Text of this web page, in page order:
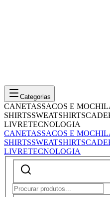
Categorias
CANETASSACOS E
SHIRTSSWEATSHIRTS
LIVRETECNOLOGIA
CANETASSACOS E
SHIRTSSWEATSHIRTS
LIVRETECNOLOGIA